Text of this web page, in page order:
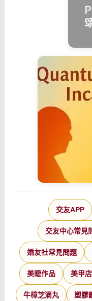
交友APP
交友中心常見
婚友社常見問題
美睫作品 美甲店
牛樟芝滴丸 塑膠